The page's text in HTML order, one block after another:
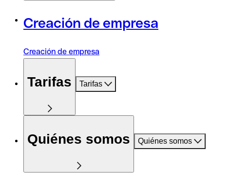
Creación de empresa
Creación de empresa
Tarifas Tarifas
Quiénes somos Quiénes somos